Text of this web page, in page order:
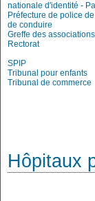
nationale d'identité -
Préfecture de police
de conduire
Greffe des associations
Rectorat
SPIP
Tribunal pour enfants
Tribunal de commerce
Hôpitaux